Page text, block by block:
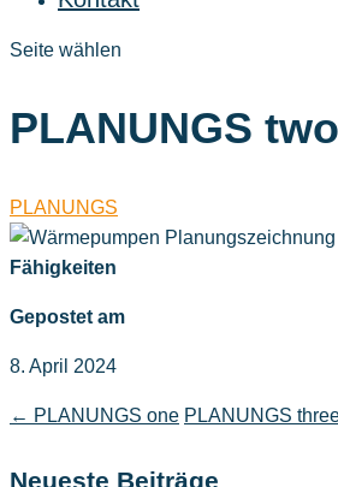
Seite wählen
PLANUNGS two
PLANUNGS
Fähigkeiten
Gepostet am
8. April 2024
← PLANUNGS one PLANUNGS
Neueste Beiträge